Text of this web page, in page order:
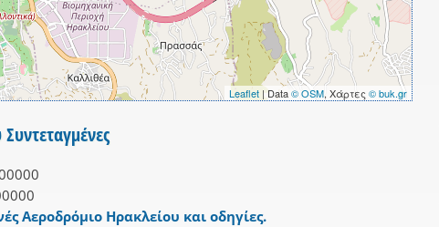
Leaflet| Data© OSM, Χάρτες © buk.gr
Αεροδρόμιο Ηρακλείου και οδηγίες.